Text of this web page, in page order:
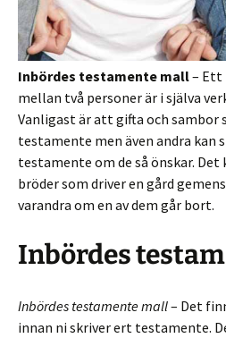
Inbördes testamente mall– Ett
mellan två personer är i själva
Vanligast är att gifta och sambor
testamente men även andra kan
testamente om de så önskar. Det
bröder som driver en gård
varandra om en av dem går bort.
Inbördes
Inbördes testamente mall– Det
innan ni skriver ert testamente.